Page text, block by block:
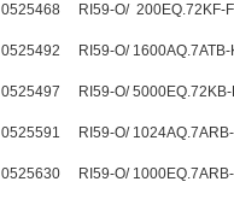
0525468 RI59-O/
0525492 RI59-O/
0525497 RI59-O/
0525591 RI59-O/
0525630 RI59-O/